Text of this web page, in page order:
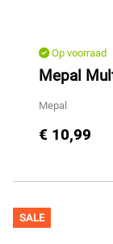
Op voorraad
Mepal
Mepal
€ 10,99
SALE